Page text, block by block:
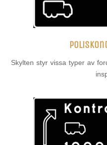
Skylten styr vissa typer av